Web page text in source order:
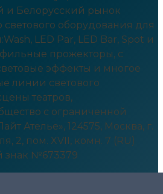
и Белорусский рынок
оборудования для
LED Par, LED Bar, Spot и
прожекторы, c
эффекты и многое
линии светового
театров,
с ограниченной
Ателье», 124575, Москва, г.
2, пом. XVII, комн. 7 (RU)
знак №673379